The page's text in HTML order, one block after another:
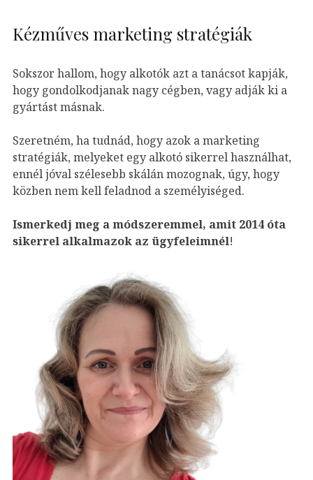
Kézműves marketing stratégiák
Sokszor hallom, hogy alkotók azt a tanácsot kapják,
hogy gondolkodjanak nagy cégben, vagy adják ki a
gyártást másnak.
Szeretném, ha tudnád, hogy azok a marketing
stratégiák, melyeket egy alkotó sikerrel használhat,
ennél jóval szélesebb skálán mozognak, úgy, hogy
közben nem kell feladnod a személyiséged.
Ismerkedj meg a módszeremmel, amit 2014 óta
sikerrel alkalmazok az ügyfeleimnél!